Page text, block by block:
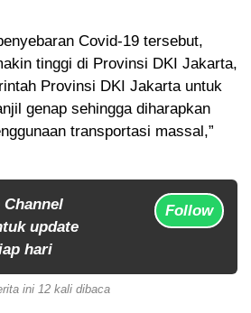
Covid-19 tersebut,
tinggi di Provinsi DKI Jakarta,
Provinsi DKI Jakarta untuk
genap sehingga diharapkan
transportasi massal,”
update
hari
Follow
ini 12 kali dibaca